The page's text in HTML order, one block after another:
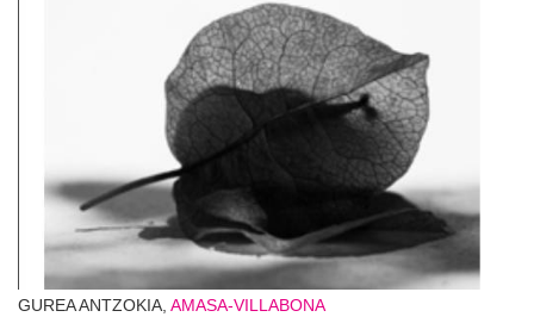
GUREA ANTZOKIA, AMASA-VILLABONA